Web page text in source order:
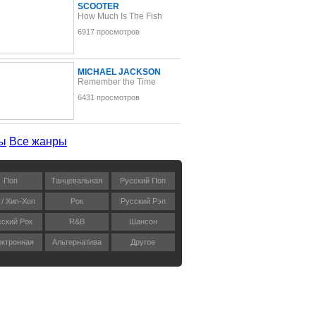
SCOOTER
How Much Is The Fish
6917 просмотров
MICHAEL JACKSON
Remember the Time
6431 просмотров
Все жанры
Поп Танцевальная Русский Поп
/ Хип-Хоп Рок Русский Рэп
Рок R&B Шансон
Альтернатива Другое